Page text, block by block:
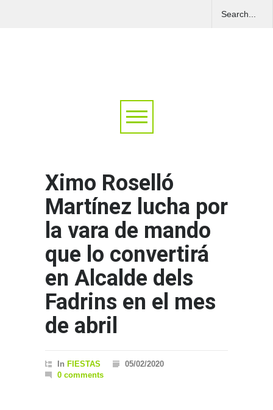
Ximo Roselló
Martínez lucha por
la vara de mando
que lo convertirá
en Alcalde dels
Fadrins en el mes
de abril
In FIESTAS
05/02/2020
0 comments